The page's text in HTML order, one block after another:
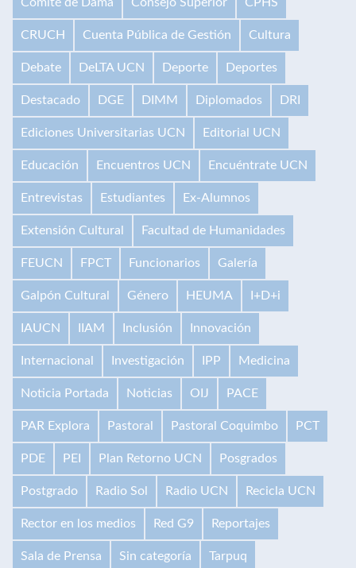
CRUCH Cuenta Pública de Gestión Cultura
Debate DeLTA UCN Deporte Deportes
Destacado DGE DIMM Diplomados DRI
Ediciones Universitarias UCN Editorial UCN
Educación Encuentros UCN Encuéntrate UCN
Entrevistas Estudiantes Ex-Alumnos
Extensión Cultural Facultad de Humanidades
FEUCN FPCT Funcionarios Galería
Galpón Cultural Género HEUMA I+D+i
IAUCN IIAM Inclusión Innovación
Internacional Investigación IPP Medicina
Noticia Portada Noticias OIJ PACE
PAR Explora Pastoral Pastoral Coquimbo PCT
PDE PEI Plan Retorno UCN Posgrados
Postgrado Radio Sol Radio UCN Recicla UCN
Rector en los medios Red G9 Reportajes
Sala de Prensa Sin categoría Tarpuq